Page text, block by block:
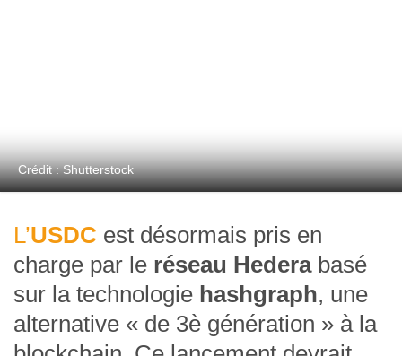
Crédit : Shutterstock
L’USDC est désormais pris en
charge par le réseau Hederabasé
sur la technologie hashgraph, une
alternative « de 3è génération » à la